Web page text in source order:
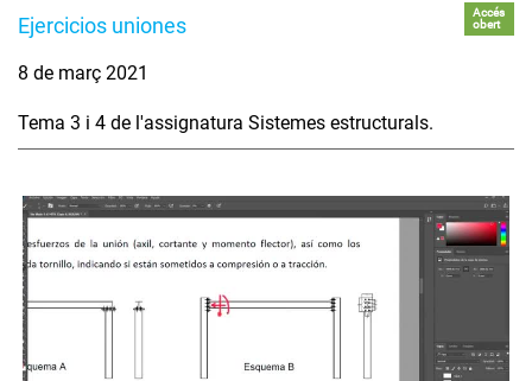
Ejercicios uniones
Accés
obert
8 de març 2021
Tema 3 i 4 de l'assignatura Sistemes estructurals.